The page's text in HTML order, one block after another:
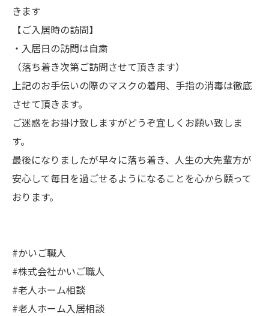
きます
【ご入居時の訪問】
・入居日の訪問は自粛
（落ち着き次第ご訪問させて頂きます）
上記のお手伝いの際のマスクの着用、手指の消毒は徹底
させて頂きます。
ご迷惑をお掛け致しますがどうぞ宜しくお願い致しま
す。
最後になりましたが早々に落ち着き、人生の大先輩方が
安心して毎日を過ごせるようになることを心から願って
おります。
#かいご職人
#株式会社かいご職人
#老人ホーム相談
#老人ホーム入居相談